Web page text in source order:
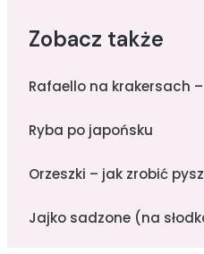
Zobacz także
Rafaello na krakersach
Ryba po japońsku
Orzeszki – jak zrobić
Jajko sadzone (na